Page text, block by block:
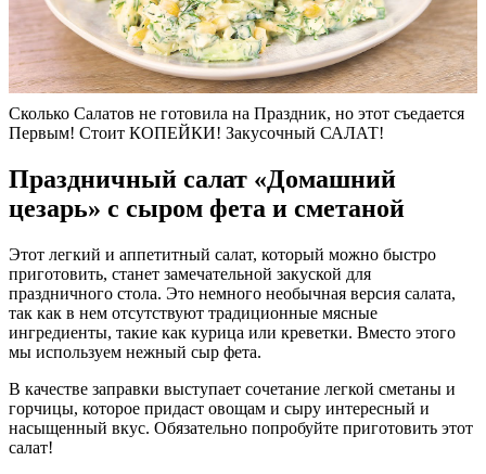
Сколько Салатов не готовила на Праздник, но этот съедается
Первым! Стоит КОПЕЙКИ! Закусочный САЛАТ!
Праздничный салат «Домашний
цезарь» с сыром фета и сметаной
Этот легкий и аппетитный салат, который можно быстро
приготовить, станет замечательной закуской для
праздничного стола. Это немного необычная версия салата,
так как в нем отсутствуют традиционные мясные
ингредиенты, такие как курица или креветки. Вместо этого
мы используем нежный сыр фета.
В качестве заправки выступает сочетание легкой сметаны и
горчицы, которое придаст овощам и сыру интересный и
насыщенный вкус. Обязательно попробуйте приготовить этот
салат!